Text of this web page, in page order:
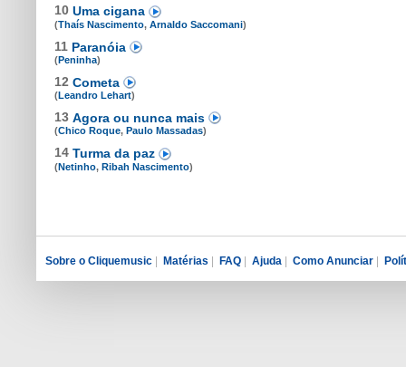
10 Uma cigana
(Thaís Nascimento, Arnaldo Saccomani)
11 Paranóia
(Peninha)
12 Cometa
(Leandro Lehart)
13 Agora ou nunca mais
(Chico Roque, Paulo Massadas)
14 Turma da paz
(Netinho, Ribah Nascimento)
Sobre o Cliquemusic | Matérias | FAQ | Ajuda | Como Anunciar |